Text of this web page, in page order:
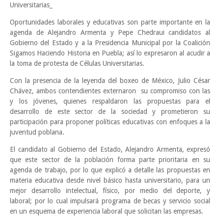
Universitarias_
Oportunidades laborales y educativas son parte importante en la
agenda de Alejandro Armenta y Pepe Chedraui candidatos al
Gobierno del Estado y a la Presidencia Municipal por la Coalición
Sigamos Haciendo Historia en Puebla; así lo expresaron al acudir a
la toma de protesta de Células Universitarias.
Con la presencia de la leyenda del boxeo de México, Julio César
Chávez, ambos contendientes externaron su compromiso con las
y los jóvenes, quienes respaldaron las propuestas para el
desarrollo de este sector de la sociedad y prometieron su
participación para proponer políticas educativas con enfoques a la
juventud poblana.
El candidato al Gobierno del Estado, Alejandro Armenta, expresó
que este sector de la población forma parte prioritaria en su
agenda de trabajo, por lo que explicó a detalle las propuestas en
materia educativa desde nivel básico hasta universitario, para un
mejor desarrollo intelectual, físico, por medio del deporte, y
laboral; por lo cual impulsará programa de becas y servicio social
en un esquema de experiencia laboral que solicitan las empresas.